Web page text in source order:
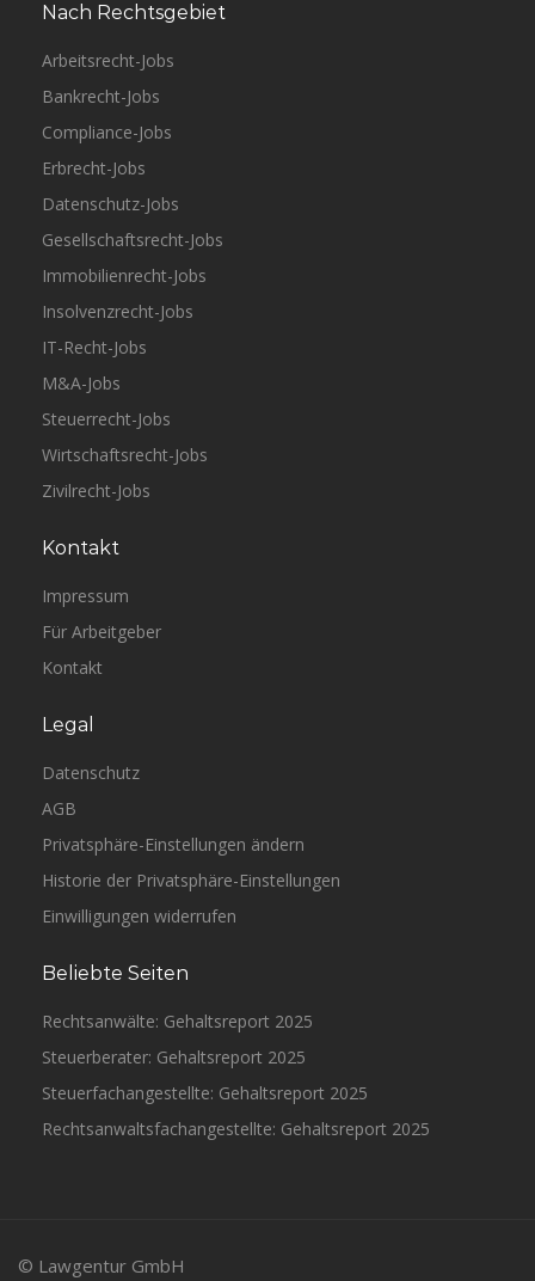
Nach Rechtsgebiet
Arbeitsrecht-Jobs
Bankrecht-Jobs
Compliance-Jobs
Erbrecht-Jobs
Datenschutz-Jobs
Gesellschaftsrecht-Jobs
Immobilienrecht-Jobs
Insolvenzrecht-Jobs
IT-Recht-Jobs
M&A-Jobs
Steuerrecht-Jobs
Wirtschaftsrecht-Jobs
Zivilrecht-Jobs
Kontakt
Impressum
Für Arbeitgeber
Kontakt
Legal
Datenschutz
AGB
Privatsphäre-Einstellungen ändern
Historie der Privatsphäre-Einstellungen
Einwilligungen widerrufen
Beliebte Seiten
Rechtsanwälte: Gehaltsreport 2025
Steuerberater: Gehaltsreport 2025
Steuerfachangestellte: Gehaltsreport 2025
Rechtsanwaltsfachangestellte: Gehaltsreport 2025
© Lawgentur GmbH